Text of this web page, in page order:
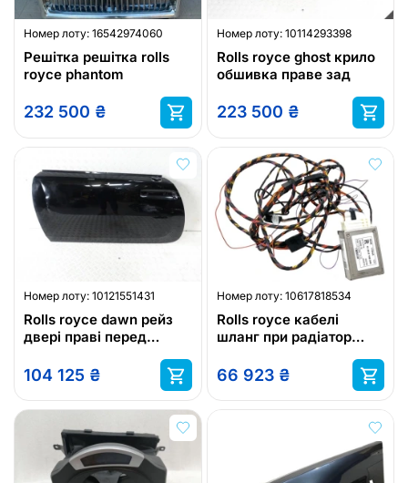
Номер лоту: 16542974060
Решітка решітка rolls
royce phantom
232 500 ₴
Номер лоту: 10114293398
Rolls royce ghost крило
обшивка праве зад
223 500 ₴
Номер лоту: 10121551431
Rolls royce dawn рейз
двері праві перед
104 125 ₴
Номер лоту: 10617818534
Rolls royce кабелі
шланг при радіатор
66 923 ₴